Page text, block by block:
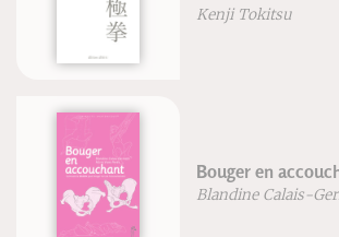
en accouchant
Calais-Germain